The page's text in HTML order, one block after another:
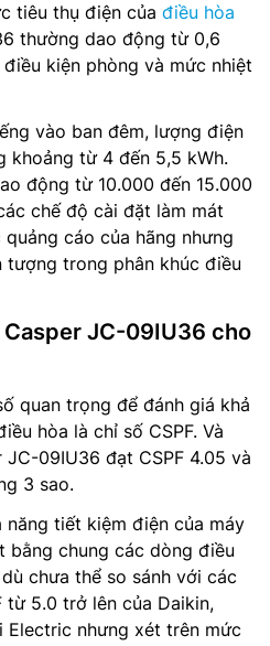
tiêu thụ điện của điều hòa
thường dao động từ 0,6
kiện phòng và mức nhiệt
vào ban đêm, lượng điện
khoảng từ 4 đến 5,5 kWh.
động từ 10.000 đến 15.000
chế độ cài đặt làm mát
cáo của hãng nhưng
tượng trong phân khúc điều
Casper JC-09IU36 cho
quan trọng để đánh giá khả
hòa là chỉ số CSPF. Và
09IU36 đạt CSPF 4.05 và
3 sao.
năng tiết kiệm điện của máy
chung các dòng điều
chưa thể so sánh với các
từ 5.0 trở lên của Daikin,
Electric nhưng xét trên mức